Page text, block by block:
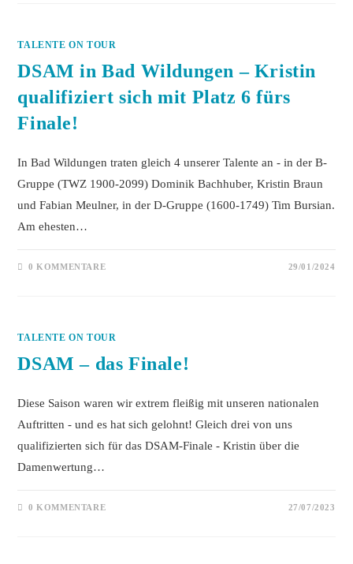
TALENTE ON TOUR
DSAM in Bad Wildungen – Kristin
qualifiziert sich mit Platz 6 fürs
Finale!
In Bad Wildungen traten gleich 4 unserer Talente an - in der B-
Gruppe (TWZ 1900-2099) Dominik Bachhuber, Kristin Braun
und Fabian Meulner, in der D-Gruppe (1600-1749) Tim Bursian.
Am ehesten…
0 KOMMENTARE 29/01/2024
TALENTE ON TOUR
DSAM – das Finale!
Diese Saison waren wir extrem fleißig mit unseren nationalen
Auftritten - und es hat sich gelohnt! Gleich drei von uns
qualifizierten sich für das DSAM-Finale - Kristin über die
Damenwertung…
0 KOMMENTARE 27/07/2023